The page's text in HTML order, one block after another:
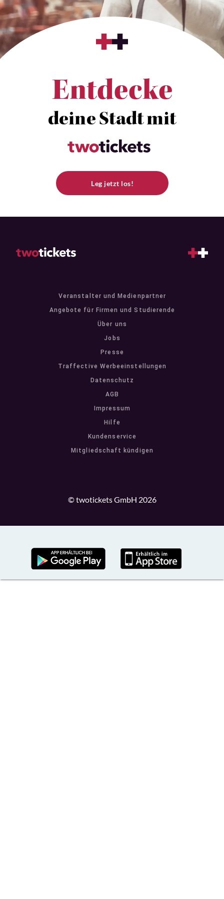
Entdecke
deine Stadt mit
Leg jetzt los!
Veranstalter und Medienpartner
Angebote für Firmen und Studierende
Über uns
Jobs
Presse
Traffective Werbeeinstellungen
Datenschutz
AGB
Impressum
Hilfe
Kundenservice
Mitgliedschaft kündigen
© twotickets GmbH 2026